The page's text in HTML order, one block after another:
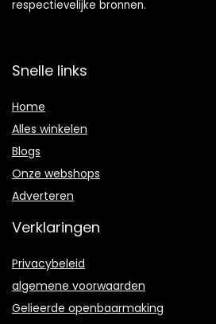
respectievelijke bronnen.
Snelle links
Home
Alles winkelen
Blogs
Onze webshops
Adverteren
Verklaringen
Privacybeleid
algemene voorwaarden
Gelieerde openbaarmaking